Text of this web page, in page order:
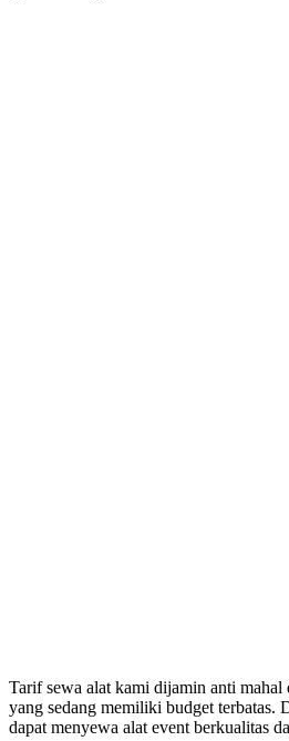
Tarif sewa alat kami dijamin anti mahal
yang sedang memiliki budget terbatas.
dapat menyewa alat event berkualitas